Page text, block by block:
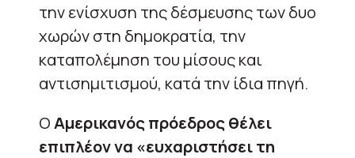
την ενίσχυση της δέσμευσης των δυο
χωρών στη δημοκρατία, την
καταπολέμηση του μίσους και
αντισημιτισμού, κατά την ίδια πηγή.
ΟΑμερικανός πρόεδρος θέλει
επιπλέον να «ευχαριστήσει τη